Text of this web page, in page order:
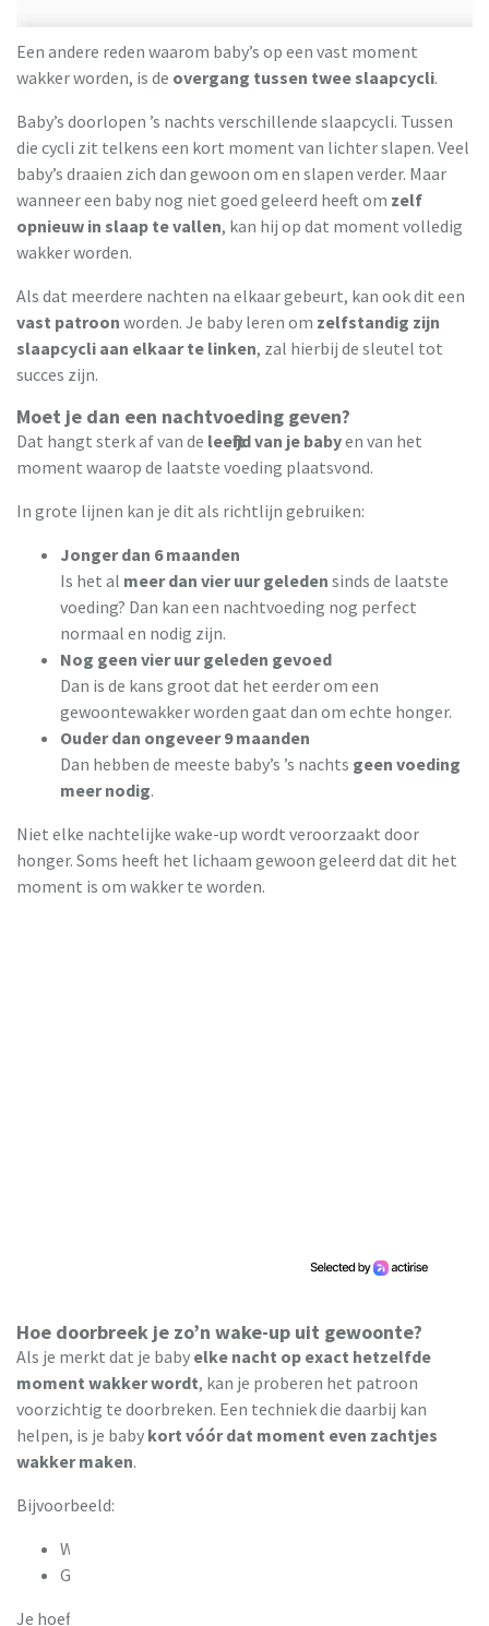
Een andere reden waarom baby’s op een vast moment
wakker worden, is de overgang tussen twee slaapcycli.
Baby’s doorlopen ’s nachts verschillende slaapcycli. Tussen
die cycli zit telkens een kort moment van lichter slapen. Veel
baby’s draaien zich dan gewoon om en slapen verder. Maar
wanneer een baby nog niet goed geleerd heeft om zelf
opnieuw in slaap te vallen, kan hij op dat moment volledig
wakker worden.
Als dat meerdere nachten na elkaar gebeurt, kan ook dit een
vast patroon worden. Je baby leren om zelfstandig zijn
slaapcycli aan elkaar te linken, zal hierbij de sleutel tot
succes zijn.
Moet je dan een nachtvoeding geven?
Dat hangt sterk af van de leeftijd van je babyen van het
moment waarop de laatste voeding plaatsvond.
In grote lijnen kan je dit als richtlijn gebruiken:
Jonger dan 6 maanden
Is het al meer dan vier uur geleden sinds de laatste
voeding? Dan kan een nachtvoeding nog perfect
normaal en nodig zijn.
Nog geen vier uur geleden gevoed
Dan is de kans groot dat het eerder om een
gewoontewakker worden gaat dan om echte honger.
Ouder dan ongeveer 9 maanden
Dan hebben de meeste baby’s ’s nachts geen voeding
meer nodig.
Niet elke nachtelijke wake-up wordt veroorzaakt door
honger. Soms heeft het lichaam gewoon geleerd dat dit het
moment is om wakker te worden.
Hoe doorbreek je zo’n wake-up uit gewoonte?
Als je merkt dat je baby elke nacht op exact hetzelfde
moment wakker wordt, kan je proberen het patroon
voorzichtig te doorbreken. Een techniek die daarbij kan
helpen, is je baby kort vóór dat moment even zachtjes
wakker maken.
Bijvoorbeeld:
Wordt je baby elke nacht rond 2 uur wakker?
Ga dan rond
Je hoeft je baby niet volledig wakker te maken. Het is